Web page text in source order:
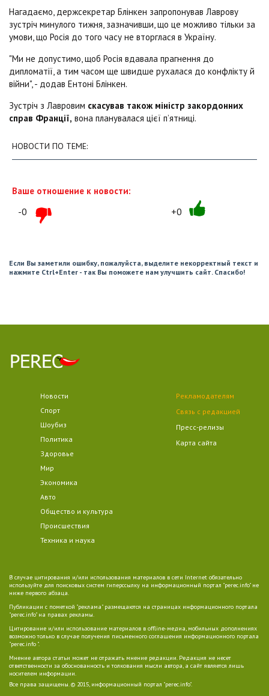
Нагадаємо, держсекретар Блінкен запропонував Лаврову
зустріч минулого тижня, зазначивши, що це можливо тільки за
умови, що Росія до того часу не вторглася в Україну.
"Ми не допустимо, щоб Росія вдавала прагнення до
дипломатії, а тим часом ще швидше рухалася до конфлікту й
війни", - додав Ентоні Блінкен.
Зустріч з Лавровим скасував також міністр закордонних
справ Франції, вона планувалася цієї п’ятниці.
НОВОСТИ ПО ТЕМЕ:
Ваше отношение к новости:
-0 +0
Если Вы заметили ошибку, пожалуйста, выделите некорректный текст и
нажмите Ctrl+Enter - так Вы поможете нам улучшить сайт. Спасибо!
Новости
Спорт
Шоубиз
Политика
Здоровье
Мир
Экономика
Авто
Общество и культура
Происшествия
Техника и наука
Рекламодателям
Связь с редакцией
Пресс-релизы
Карта сайта
В случае цитирования и/или использования материалов в сети Internet обязательно
используйте для поисковых систем гиперссылку на информационный портал "perec.info" не
ниже первого абзаца.
Публикации с пометкой "реклама" размещаются на страницах информационного портала
"perec.info" на правах рекламы.
Цитирование и/или использование материалов в offline-медиа, мобильных дополнениях
возможно только в случае получения письменного соглашения информационного портала
"perec.info ".
Мнение автора статьи может не отражать мнение редакции. Редакция не несет
ответственности за обоснованность и толкования мысли автора, а сайт является лишь
носителем информации.
Все права защищены. © 2015, информационный портал "perec.info".